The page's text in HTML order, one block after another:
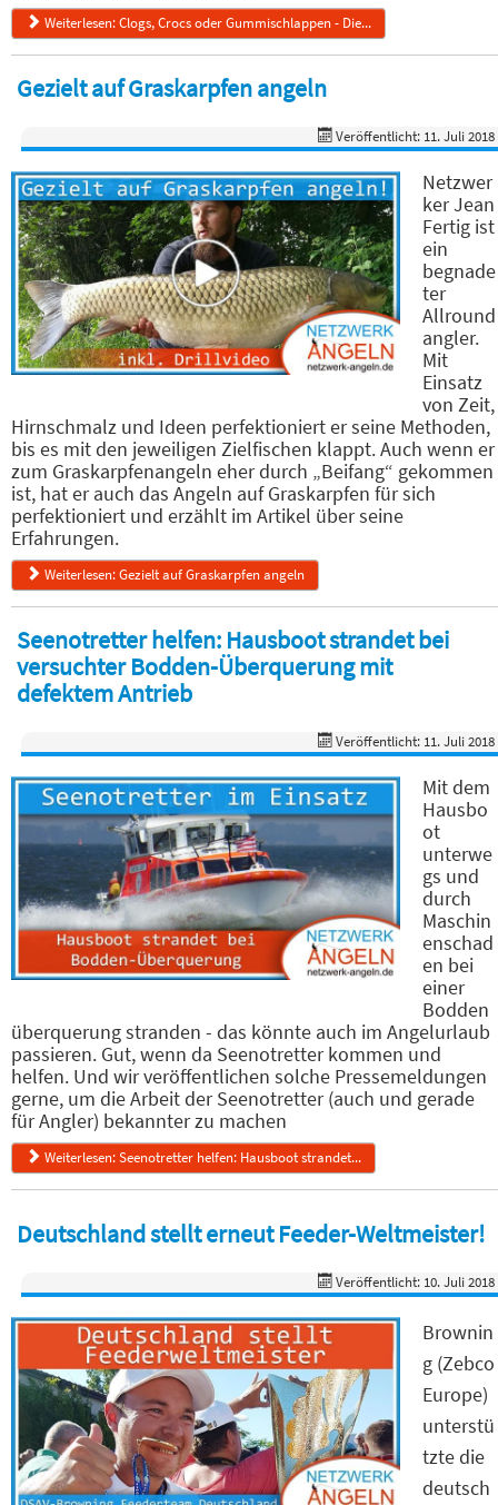
Weiterlesen: Clogs, Crocs oder Gummischlappen - Die...
Gezielt auf Graskarpfen angeln
Veröffentlicht: 11. Juli 2018
Netzwer
ker Jean
Fertig ist
ein
begnade
ter
Allround
angler.
Mit
Einsatz
von Zeit,
Hirnschmalz und Ideen perfektioniert er seine Methoden,
bis es mit den jeweiligen Zielfischen klappt. Auch wenn er
zum Graskarpfenangeln eher durch „Beifang“ gekommen
ist, hat er auch das Angeln auf Graskarpfen für sich
perfektioniert und erzählt im Artikel über seine
Erfahrungen.
Weiterlesen: Gezielt auf Graskarpfen angeln
Seenotretter helfen: Hausboot strandet bei
versuchter Bodden-Überquerung mit
defektem Antrieb
Veröffentlicht: 11. Juli 2018
Mit dem
Hausbo
ot
unterwe
gs und
durch
Maschin
enschad
en bei
einer
Bodden
überquerung stranden - das könnte auch im Angelurlaub
passieren. Gut, wenn da Seenotretter kommen und
helfen. Und wir veröffentlichen solche Pressemeldungen
gerne, um die Arbeit der Seenotretter (auch und gerade
für Angler) bekannter zu machen
Weiterlesen: Seenotretter helfen: Hausboot strandet...
Deutschland stellt erneut Feeder-Weltmeister!
Veröffentlicht: 10. Juli 2018
Brownin
g (Zebco
Europe)
unterstü
tzte die
deutsch